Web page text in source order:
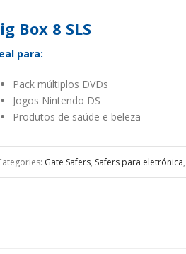
Box 8 SLS
para:
Pack múltiplos DVDs
Jogos Nintendo DS
Produtos de saúde e beleza
Gate Safers, Safers para eletrónica,